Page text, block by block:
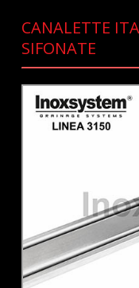
CANALETTE
SIFONATE